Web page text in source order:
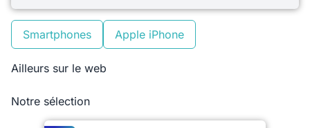
Smartphones Apple iPhone
Ailleurs sur le web
Notre sélection